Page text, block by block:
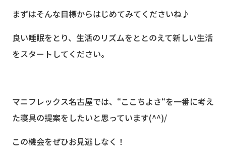
まずはそんな目標からはじめてみてくださいね♪
良い睡眠をとり、生活のリズムをととのえて新しい生活
をスタートしてください。
マニフレックス名古屋では、“ここちよさ“を一番に考え
た寝具の提案をしたいと思っています(^^)/
この機会をぜひお見逃しなく！